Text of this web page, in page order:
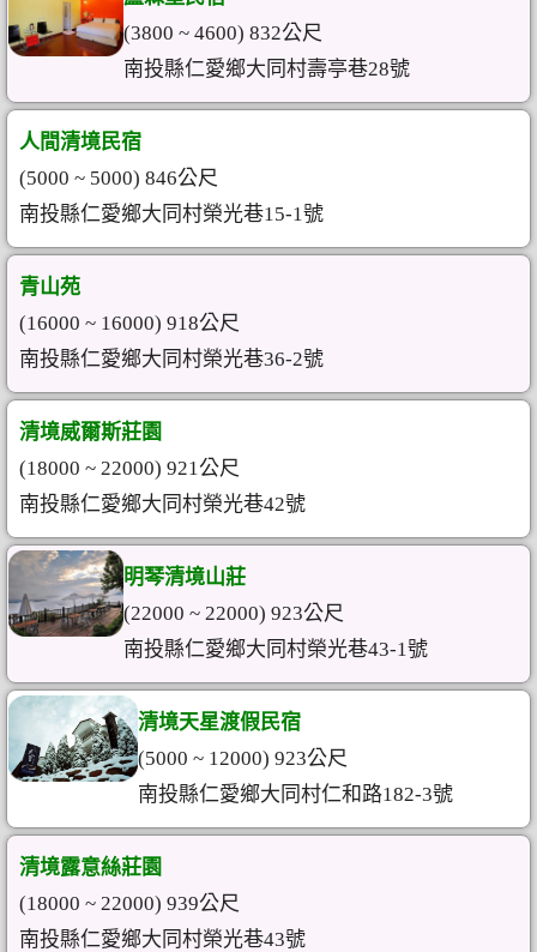
(3800 ~ 4600) 832公尺
南投縣仁愛鄉大同村壽亭巷28號
人間清境民宿
(5000 ~ 5000) 846公尺
南投縣仁愛鄉大同村榮光巷15-1號
青山苑
(16000 ~ 16000) 918公尺
南投縣仁愛鄉大同村榮光巷36-2號
清境威爾斯莊園
(18000 ~ 22000) 921公尺
南投縣仁愛鄉大同村榮光巷42號
明琴清境山莊
(22000 ~ 22000) 923公尺
南投縣仁愛鄉大同村榮光巷43-1號
清境天星渡假民宿
(5000 ~ 12000) 923公尺
南投縣仁愛鄉大同村仁和路182-3號
清境露意絲莊園
(18000 ~ 22000) 939公尺
南投縣仁愛鄉大同村榮光巷43號